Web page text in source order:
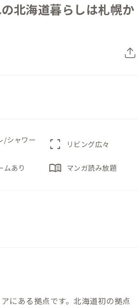
北海道暮らしは札幌か
/シャワー
fullscreen リビング広々
ムあり menu_book マンガ読み放題
にある拠点です。北海道初の拠点